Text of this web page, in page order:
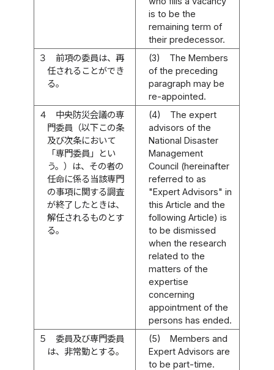
is to be the
remaining term of
their predecessor.
３
前項の委員は、再
任されることができ
る。
(3)
The Members
of the preceding
paragraph may be
re-appointed.
４
中央防災会議の専
門委員（以下この条
及び次条において
「専門委員」とい
う。）は、その者の
任命に係る当該専門
の事項に関する調査
が終了したときは、
解任されるものとす
る。
(4)
The expert
advisors of the
National Disaster
Management
Council (hereinafter
referred to as
"Expert Advisors" in
this Article and the
following Article) is
to be dismissed
when the research
related to the
matters of the
expertise
concerning
appointment of the
persons has ended.
５
委員及び専門委員
は、非常勤とする。
(5)
Members and
Expert Advisors are
to be part-time.